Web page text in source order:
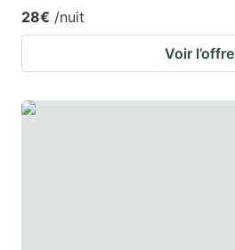
28€ /nuit
Voir l’offre